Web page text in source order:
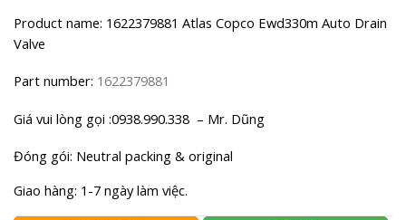
Product name: 1622379881 Atlas Copco Ewd330m Auto Drain
Valve
Part number: 1622379881
Giá vui lòng gọi :0938.990.338 – Mr. Dũng
Đóng gói: Neutral packing & original
Giao hàng: 1-7 ngày làm việc.